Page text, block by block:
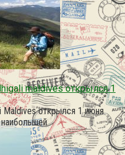
maldives открылся 1
Maldives открылся 1 июня